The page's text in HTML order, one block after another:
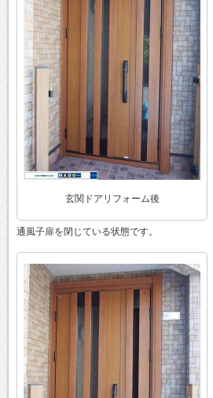
玄関ドアリフォーム後
通風子扉を閉じている状態です。